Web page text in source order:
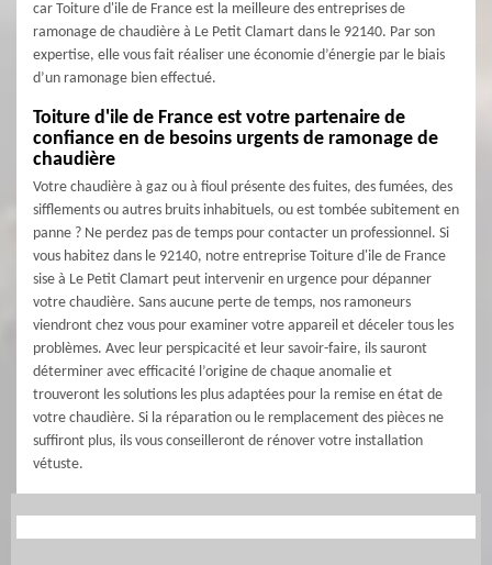
car Toiture d'ile de France est la meilleure des entreprises de
ramonage de chaudière à Le Petit Clamart dans le 92140. Par son
expertise, elle vous fait réaliser une économie d’énergie par le biais
d’un ramonage bien effectué.
Toiture d'ile de France est votre partenaire de
confiance en de besoins urgents de ramonage de
chaudière
Votre chaudière à gaz ou à fioul présente des fuites, des fumées, des
sifflements ou autres bruits inhabituels, ou est tombée subitement en
panne ? Ne perdez pas de temps pour contacter un professionnel. Si
vous habitez dans le 92140, notre entreprise Toiture d'ile de France
sise à Le Petit Clamart peut intervenir en urgence pour dépanner
votre chaudière. Sans aucune perte de temps, nos ramoneurs
viendront chez vous pour examiner votre appareil et déceler tous les
problèmes. Avec leur perspicacité et leur savoir-faire, ils sauront
déterminer avec efficacité l’origine de chaque anomalie et
trouveront les solutions les plus adaptées pour la remise en état de
votre chaudière. Si la réparation ou le remplacement des pièces ne
suffiront plus, ils vous conseilleront de rénover votre installation
vétuste.